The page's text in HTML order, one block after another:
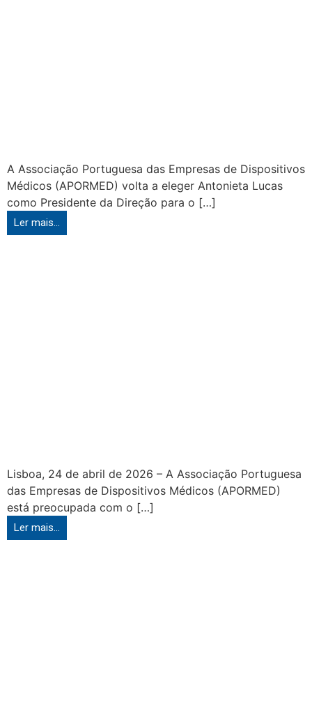
A Associação Portuguesa das Empresas de Dispositivos
Médicos (APORMED) volta a eleger Antonieta Lucas
como Presidente da Direção para o […]
Ler mais...
Lisboa, 24 de abril de 2026 – A Associação Portuguesa
das Empresas de Dispositivos Médicos (APORMED)
está preocupada com o […]
Ler mais...